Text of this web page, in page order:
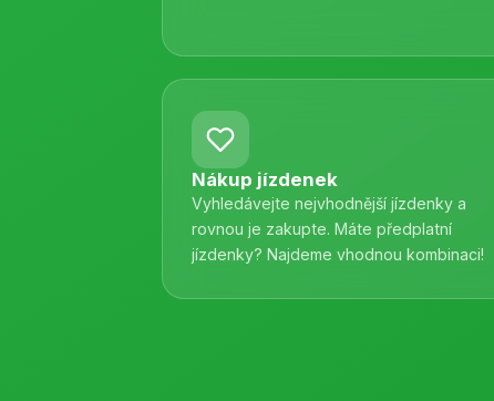
Nákup jízdenek
Vyhledávejte nejvhodnější jízdenky a
rovnou je zakupte. Máte předplatní
jízdenky? Najdeme vhodnou kombinaci!